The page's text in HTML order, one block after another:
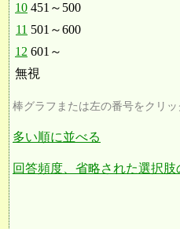
10 451～500
11 501～600
12 601～
無視
棒グラフまたは左の番号をクリ
多い順に並べる
回答頻度、省略された選択